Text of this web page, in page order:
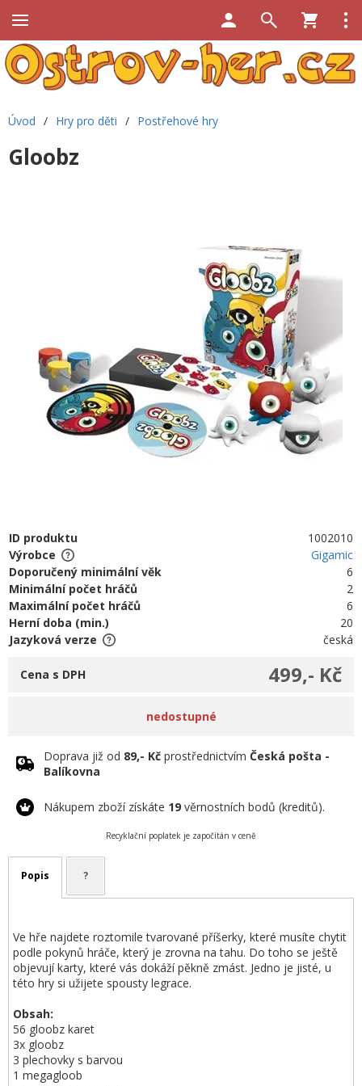
Úvod / Hry pro děti / Postřehové hry
Gloobz
ID produktu
1002010
Výrobce
Gigamic
Doporučený minimální věk
6
Minimální počet hráčů
2
Maximální počet hráčů
6
Herní doba (min.)
20
Jazyková verze
česká
499,- Kč
Cena s DPH
nedostupné
Doprava již od 89,- Kč prostřednictvím Česká pošta -
Balíkovna
Nákupem zboží získáte 19 věrnostních bodů (kreditů).
Recyklační poplatek je započítán v ceně
Popis ?
Ve hře najdete roztomile tvarované příšerky, které musíte chytit
podle pokynů hráče, který je zrovna na tahu. Do toho se ještě
objevují karty, které vás dokáží pěkně zmást. Jedno je jisté, u
této hry si užijete spousty legrace.
Obsah:
56 gloobz karet
3x gloobz
3 plechovky s barvou
1 megagloob